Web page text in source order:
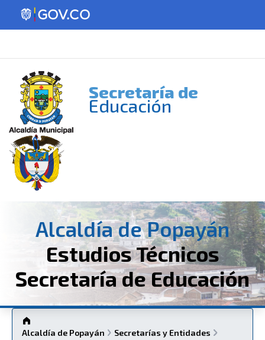
Secretaría de
Educación
Alcaldía de Popayán
Estudios Técnicos
Secretaría de Educación
Alcaldía de Popayán
Secretarías y Entidades